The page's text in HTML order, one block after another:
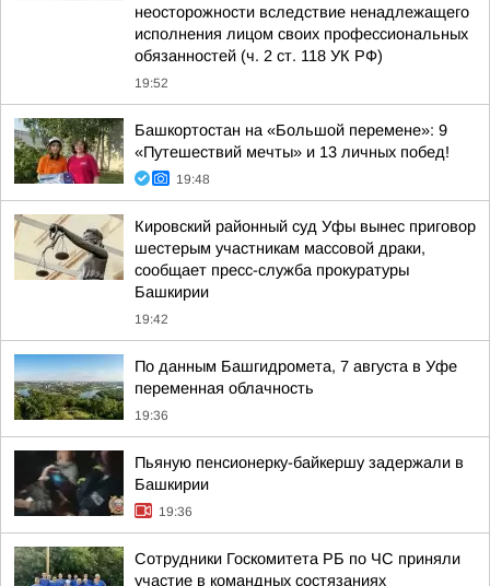
неосторожности вследствие ненадлежащего
исполнения лицом своих профессиональных
обязанностей (ч. 2 ст. 118 УК РФ)
19:52
Башкортостан на «Большой перемене»: 9
«Путешествий мечты» и 13 личных побед!
19:48
Кировский районный суд Уфы вынес приговор
шестерым участникам массовой драки,
сообщает пресс-служба прокуратуры
Башкирии
19:42
По данным Башгидромета, 7 августа в Уфе
переменная облачность
19:36
Пьяную пенсионерку-байкершу задержали в
Башкирии
19:36
Сотрудники Госкомитета РБ по ЧС приняли
участие в командных состязаниях